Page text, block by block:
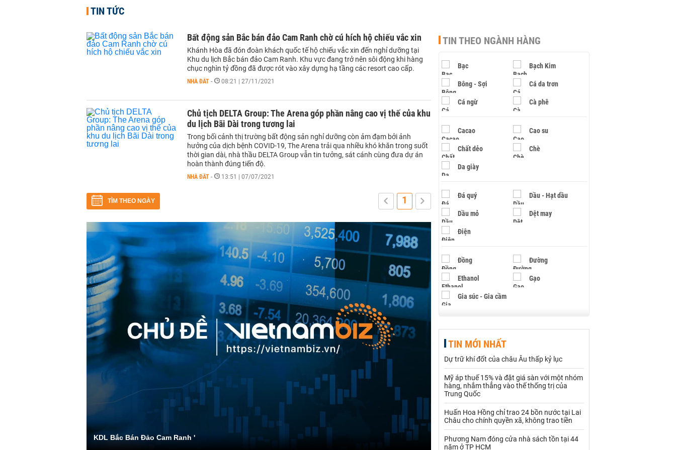
TIN TỨC
Bất động sản Bắc bán đảo Cam Ranh chờ cú hích hộ chiếu vắc xin
Khánh Hòa đã đón đoàn khách quốc tế hộ chiếu vắc xin đến nghỉ dưỡng tại
Khu du lịch Bắc bán đảo Cam Ranh. Khu vực đang trở nên sôi động khi hàng
chục nghìn tỷ đồng đã được rót vào xây dựng hạ tầng các resort cao cấp.
NHÀ ĐẤT - 08:21 | 27/11/2021
Chủ tịch DELTA Group: The Arena góp phần nâng cao vị thế của khu
du lịch Bãi Dài trong tương lai
Trong bối cảnh thị trường bất động sản nghỉ dưỡng còn ảm đạm bởi ảnh
hưởng của dịch bệnh COVID-19, The Arena trải qua nhiều khó khăn trong suốt
thời gian dài, nhà thầu DELTA Group vẫn tin tưởng, sát cánh cùng đưa dự án
hoàn thành đúng tiến độ.
NHÀ ĐẤT - 13:51 | 07/07/2021
TÌM THEO NGÀY 1
KDL Bắc Bán Đảo Cam Ranh '
TIN THEO NGÀNH HÀNG
Bạc Bạch Kim
Bông - Sợi Cá da trơn
Cá ngừ Cà phê
Cacao Cao su
Chất dẻo Chè
Da giày
Đá quý Dầu - Hạt dầu
Dầu mỏ Dệt may
Điện
Đồng Đường
Ethanol Gạo
Gia súc - Gia cầm
Hạt điều
Khí đốt
Kim loại khác Mắc ca
Ngũ cốc
Nhựa - Hạt nhựa
TIN MỚI NHẤT
Dự trữ khí đốt của châu Âu thấp kỷ lục
Mỹ áp thuế 15% và đặt giá sàn với một nhóm
hàng, nhắm thẳng vào thế thống trị của
Trung Quốc
Huấn Hoa Hồng chỉ trao 24 bồn nước tại Lai
Châu cho chính quyền xã, không trao tiền
Phương Nam đóng cửa nhà sách tồn tại 44
năm ở TP HCM